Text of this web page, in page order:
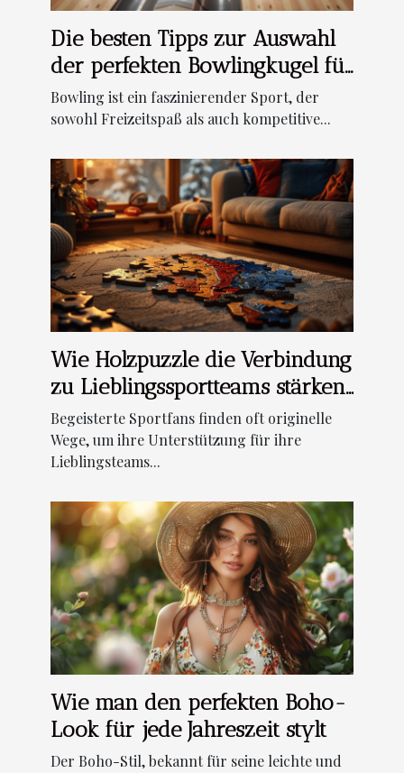
Die besten Tipps zur Auswahl
der perfekten Bowlingkugel für
Anfänger
Bowling ist ein faszinierender Sport, der
sowohl Freizeitspaß als auch kompetitive...
Wie Holzpuzzle die Verbindung
zu Lieblingssportteams stärken
können
Begeisterte Sportfans finden oft originelle
Wege, um ihre Unterstützung für ihre
Lieblingsteams...
Wie man den perfekten Boho-
Look für jede Jahreszeit stylt
Der Boho-Stil, bekannt für seine leichte und